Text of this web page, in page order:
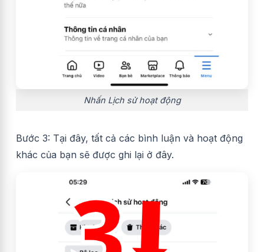
Nhấn Lịch sử hoạt động
Bước 3: Tại đây, tất cả các bình luận và hoạt động
khác của bạn sẽ được ghi lại ở đây.